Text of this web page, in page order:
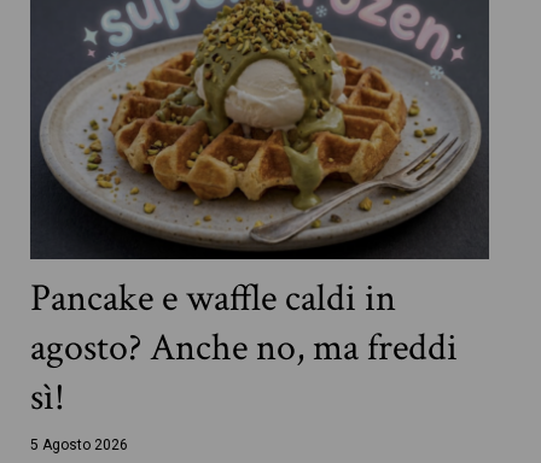
Pancake e waffle caldi in
agosto? Anche no, ma freddi
sì!
5 Agosto 2026